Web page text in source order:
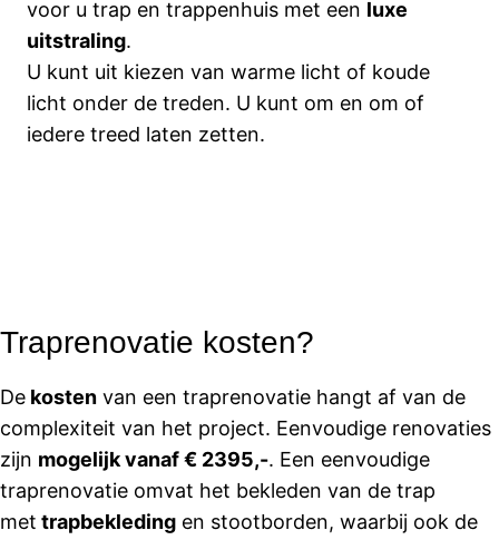
voor u trap en trappenhuis met een luxe
uitstraling.
U kunt uit kiezen van warme licht of koude
licht onder de treden. U kunt om en om of
iedere treed laten zetten.
Traprenovatie kosten?
De kosten van een traprenovatie hangt af van de
complexiteit van het project. Eenvoudige renovaties
zijn mogelijk vanaf € 2395,-. Een eenvoudige
traprenovatie omvat het bekleden van de trap
met trapbekleding en stootborden, waarbij ook de